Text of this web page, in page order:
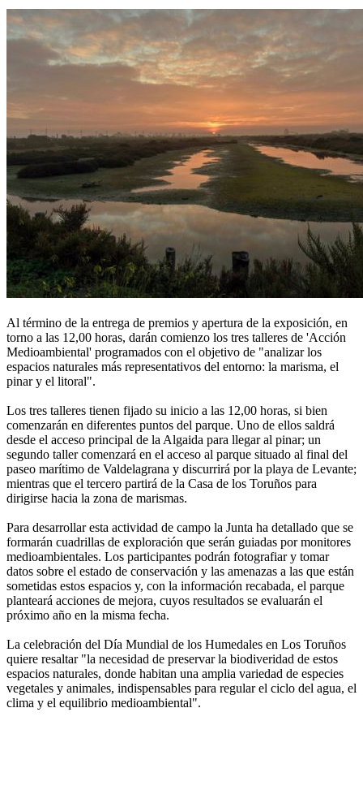
Al término de la entrega de premios y apertura de la exposición, en
torno a las 12,00 horas, darán comienzo los tres talleres de 'Acción
Medioambiental' programados con el objetivo de "analizar los
espacios naturales más representativos del entorno: la marisma, el
pinar y el litoral".
Los tres talleres tienen fijado su inicio a las 12,00 horas, si bien
comenzarán en diferentes puntos del parque. Uno de ellos saldrá
desde el acceso principal de la Algaida para llegar al pinar; un
segundo taller comenzará en el acceso al parque situado al final del
paseo marítimo de Valdelagrana y discurrirá por la playa de Levante;
mientras que el tercero partirá de la Casa de los Toruños para
dirigirse hacia la zona de marismas.
Para desarrollar esta actividad de campo la Junta ha detallado que se
formarán cuadrillas de exploración que serán guiadas por monitores
medioambientales. Los participantes podrán fotografiar y tomar
datos sobre el estado de conservación y las amenazas a las que están
sometidas estos espacios y, con la información recabada, el parque
planteará acciones de mejora, cuyos resultados se evaluarán el
próximo año en la misma fecha.
La celebración del Día Mundial de los Humedales en Los Toruños
quiere resaltar "la necesidad de preservar la biodiveridad de estos
espacios naturales, donde habitan una amplia variedad de especies
vegetales y animales, indispensables para regular el ciclo del agua, el
clima y el equilibrio medioambiental".